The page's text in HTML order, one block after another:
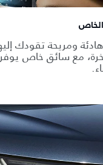
ومريحة تقودك
مع سائق خاص